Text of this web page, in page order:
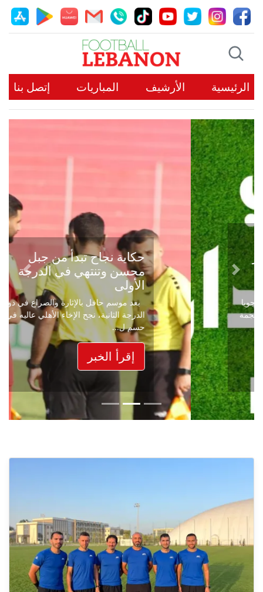
الرئيسية الأرشيف المباريات إتصل بنا
حكاية نجاح تبدأ من جبل
محسن وتنتهي في الدرجة
الأولى
بعد موسم حافل بالإثارة والصراع في دوري
الدرجة الثانية، نجح الإخاء الأهلي عاليه في
حسم ل...
إقرأ الخبر
Previous
Next